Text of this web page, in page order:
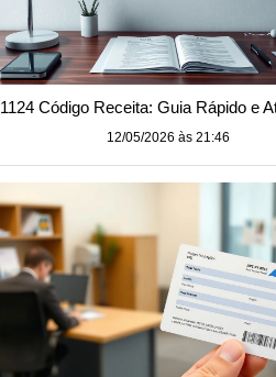
1124 Código Receita: Guia Rápido e
12/05/2026 às 21:46